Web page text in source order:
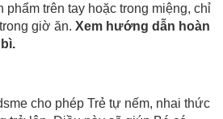
phẩm trên tay hoặc trong miệng, chỉ
giờ ăn. Xem hướng dẫn hoàn
cho phép Trẻ tự nếm, nhai thức